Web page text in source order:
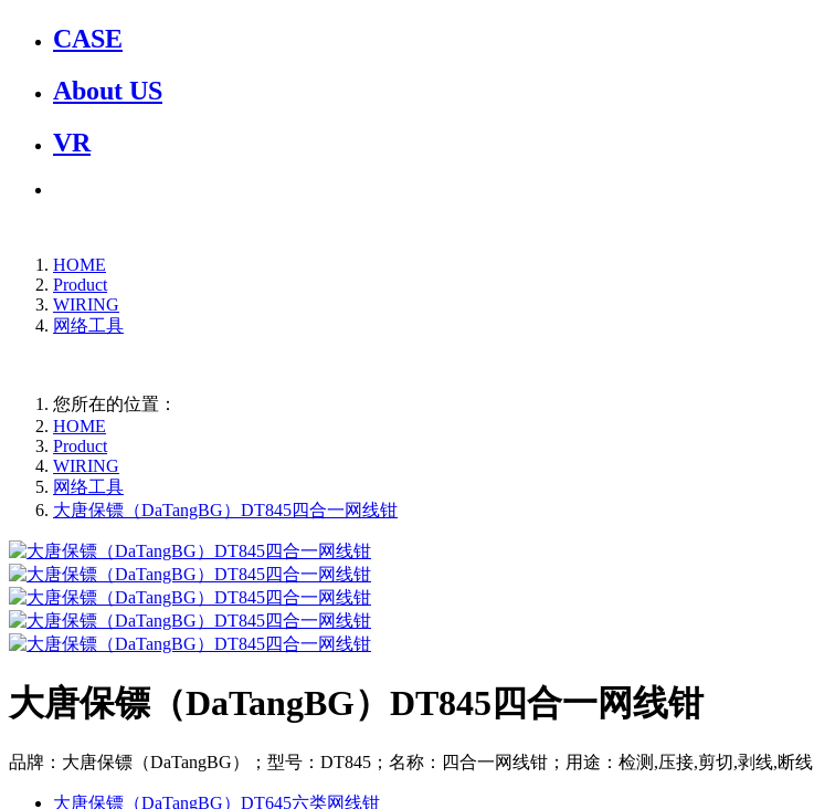
CASE
About US
VR
HOME
Product
WIRING
网络工具
您所在的位置：
HOME
Product
WIRING
网络工具
大唐保镖（DaTangBG）DT845四合一网线钳
大唐保镖（DaTangBG）DT845四合一网线钳
品牌：大唐保镖（DaTangBG）；型号：DT845；名称：四合一网线钳；用途：检测,压接,剪切,剥线,断线
大唐保镖（DaTangBG）DT645六类网线钳